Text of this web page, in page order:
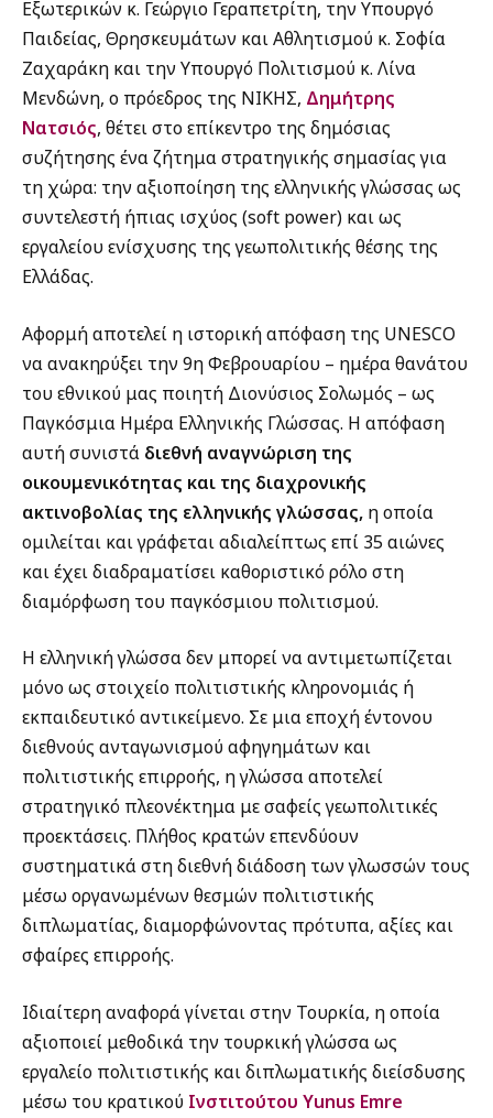
Εξωτερικών κ. Γεώργιο Γεραπετρίτη, την Υπουργό
Παιδείας, Θρησκευμάτων και Αθλητισμού κ. Σοφία
Ζαχαράκη και την Υπουργό Πολιτισμού κ. Λίνα
Μενδώνη, ο πρόεδρος της ΝΙΚΗΣ, Δημήτρης
Νατσιός, θέτει στο επίκεντρο της δημόσιας
συζήτησης ένα ζήτημα στρατηγικής σημασίας για
τη χώρα: την αξιοποίηση της ελληνικής γλώσσας ως
συντελεστή ήπιας ισχύος (soft power) και ως
εργαλείου ενίσχυσης της γεωπολιτικής θέσης της
Ελλάδας.
Αφορμή αποτελεί η ιστορική απόφαση της UNESCO
να ανακηρύξει την 9η Φεβρουαρίου – ημέρα θανάτου
του εθνικού μας ποιητή Διονύσιος Σολωμός – ως
Παγκόσμια Ημέρα Ελληνικής Γλώσσας. Η απόφαση
αυτή συνιστά διεθνή αναγνώριση της
οικουμενικότητας και της διαχρονικής
ακτινοβολίας της ελληνικής γλώσσας, η οποία
ομιλείται και γράφεται αδιαλείπτως επί 35 αιώνες
και έχει διαδραματίσει καθοριστικό ρόλο στη
διαμόρφωση του παγκόσμιου πολιτισμού.
Η ελληνική γλώσσα δεν μπορεί να αντιμετωπίζεται
μόνο ως στοιχείο πολιτιστικής κληρονομιάς ή
εκπαιδευτικό αντικείμενο. Σε μια εποχή έντονου
διεθνούς ανταγωνισμού αφηγημάτων και
πολιτιστικής επιρροής, η γλώσσα αποτελεί
στρατηγικό πλεονέκτημα με σαφείς γεωπολιτικές
προεκτάσεις. Πλήθος κρατών επενδύουν
συστηματικά στη διεθνή διάδοση των γλωσσών τους
μέσω οργανωμένων θεσμών πολιτιστικής
διπλωματίας, διαμορφώνοντας πρότυπα, αξίες και
σφαίρες επιρροής.
Ιδιαίτερη αναφορά γίνεται στην Τουρκία, η οποία
αξιοποιεί μεθοδικά την τουρκική γλώσσα ως
εργαλείο πολιτιστικής και διπλωματικής διείσδυσης
μέσω του κρατικού Ινστιτούτου Yunus Emre